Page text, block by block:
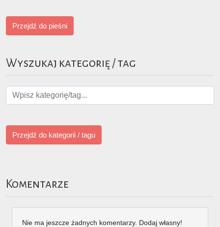
Przejdź do pieśni
Wyszukaj kategorię / tag
Przejdź do kategorii / tagu
Komentarze
Nie ma jeszcze żadnych komentarzy. Dodaj własny!